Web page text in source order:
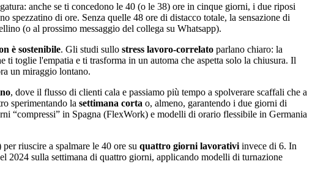
anche se ti concedono le 40 (o le 38) ore in cinque giorni, i due riposi
di ore. Senza quelle 48 ore di distacco totale, la sensazione di
(o al prossimo messaggio del collega su Whatsapp).
è sostenibile. Gli studi sullo stress lavoro-correlato parlano chiaro: la
toglie l'empatia e ti trasforma in un automa che aspetta solo la chiusura. Il
un miraggio lontano.
, dove il flusso di clienti cala e passiamo più tempo a spolverare scaffali che a
sperimentando la settimana corta o, almeno, garantendo i due giorni di
“compressi” in Spagna (FlexWork) e modelli di orario flessibile in Germania
riuscire a spalmare le 40 ore su quattro giorni lavorativi invece di 6. In
2024 sulla settimana di quattro giorni, applicando modelli di turnazione